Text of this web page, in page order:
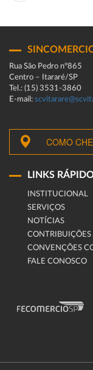
Rua São Pedro n°865
Centro – Itararé/SP
Tel.: (15) 3531-3860
E-mail:
COMO
LINKS
INSTITUCIONAL
SERVIÇOS
NOTÍCIAS
CONTRIBUIÇÕES
CONVENÇÕES
FALE CONOSCO